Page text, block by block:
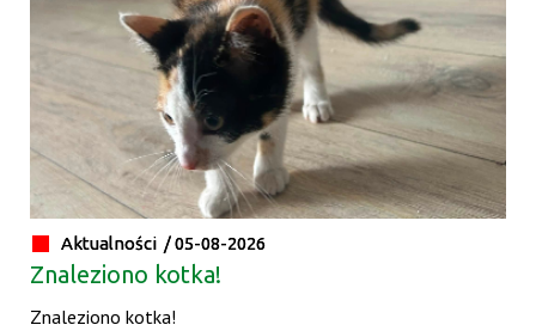
Aktualności /05-08-2026
Znaleziono kotka!
Znaleziono kotka!